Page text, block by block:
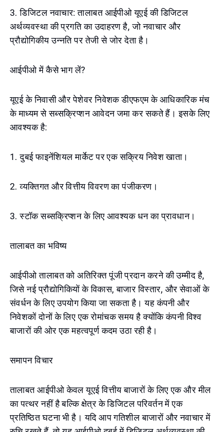
3. डिजिटल नवाचार: तालाबत आईपीओ यूएई की डिजिटल
अर्थव्यवस्था की प्रगति का उदाहरण है, जो नवाचार और
प्रौद्योगिकीय उन्नति पर तेजी से जोर देता है।
आईपीओ में कैसे भाग लें?
यूएई के निवासी और पेशेवर निवेशक डीएफएम के आधिकारिक मंच
के माध्यम से सब्सक्रिप्शन आवेदन जमा कर सकते हैं। इसके लिए
आवश्यक है:
1. दुबई फाइनेंशियल मार्केट पर एक सक्रिय निवेश खाता।
2. व्यक्तिगत और वित्तीय विवरण का पंजीकरण।
3. स्टॉक सब्सक्रिप्शन के लिए आवश्यक धन का प्रावधान।
तालाबत का भविष्य
आईपीओ तालाबत को अतिरिक्त पूंजी प्रदान करने की उम्मीद है,
जिसे नई प्रौद्योगिकियों के विकास, बाजार विस्तार, और सेवाओं के
संवर्धन के लिए उपयोग किया जा सकता है। यह कंपनी और
निवेशकों दोनों के लिए एक रोमांचक समय है क्योंकि कंपनी विश्व
बाजारों की ओर एक महत्वपूर्ण कदम उठा रही है।
समापन विचार
तालाबत आईपीओ केवल यूएई वित्तीय बाजारों के लिए एक और मील
का पत्थर नहीं है बल्कि क्षेत्र के डिजिटल परिवर्तन में एक
प्रतिष्ठित घटना भी है। यदि आप गतिशील बाजारों और नवाचार में